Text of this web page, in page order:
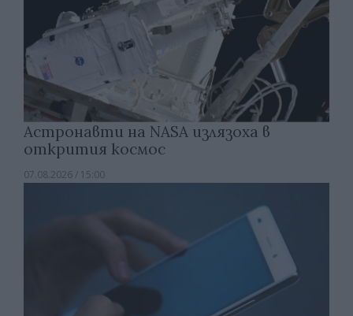
Астронавти на NASA излязоха в
открития космос
07.08.2026 / 15:00